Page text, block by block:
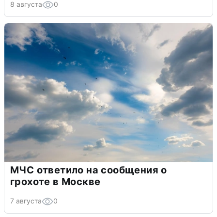
8 августа 0
МЧС ответило на сообщения о
грохоте в Москве
7 августа 0